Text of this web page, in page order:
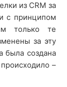
из CRM за
с принципом
только те
за эту
была создана
–